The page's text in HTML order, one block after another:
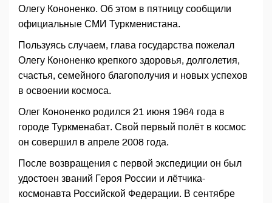
Олегу Кононенко. Об этом в пятницу сообщили
официальные СМИ Туркменистана.
Пользуясь случаем, глава государства пожелал
Олегу Кононенко крепкого здоровья, долголетия,
счастья, семейного благополучия и новых успехов
в освоении космоса.
Олег Кононенко родился 21 июня 1964 года в
городе Туркменабат. Свой первый полёт в космос
он совершил в апреле 2008 года.
После возвращения с первой экспедиции он был
удостоен званий Героя России и лётчика-
космонавта Российской Федерации. В сентябре